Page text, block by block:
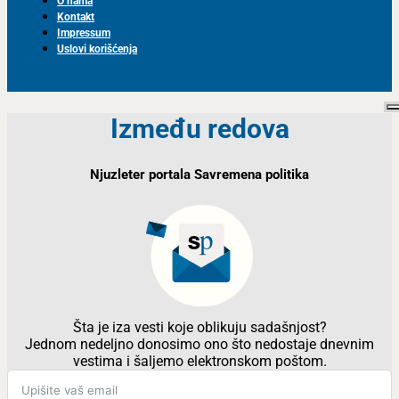
Kontakt
Impressum
Uslovi korišćenja
Između redova
Njuzleter portala Savremena politika
Šta je iza vesti koje oblikuju sadašnjost?
Jednom nedeljno donosimo ono što nedostaje dnevnim
vestima i šaljemo elektronskom poštom.